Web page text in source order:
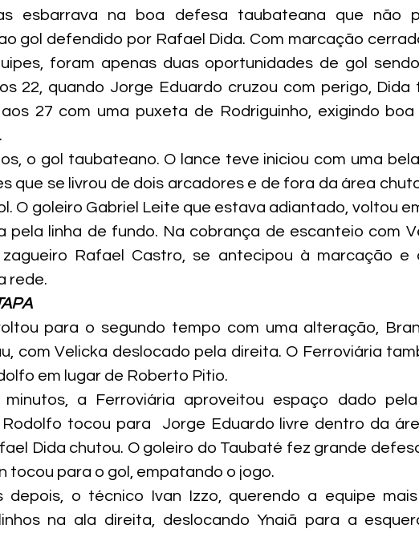
esbarrava na boa defesa taubateana que não
gol defendido por Rafael Dida. Com marcação
foram apenas duas oportunidades de gol
22, quando Jorge Eduardo cruzou com perigo, Dida
27 com uma puxeta de Rodriguinho, exigindo
o gol taubateano. O lance teve iniciou com uma
que se livrou de dois arcadores e de fora da área
O goleiro Gabriel Leite que estava adiantado, voltou
pela linha de fundo. Na cobrança de escanteio com
zagueiro Rafael Castro, se antecipou à marcação e
rede.
para o segundo tempo com uma alteração,
com Velicka deslocado pela direita. O Ferroviária
em lugar de Roberto Pitio.
a Ferroviária aproveitou espaço dado
tocou para  Jorge Eduardo livre dentro da
Dida chutou. O goleiro do Taubaté fez grande
tocou para o gol, empatando o jogo.
depois, o técnico Ivan Izzo, querendo a equipe
na ala direita, deslocando Ynaiã para a